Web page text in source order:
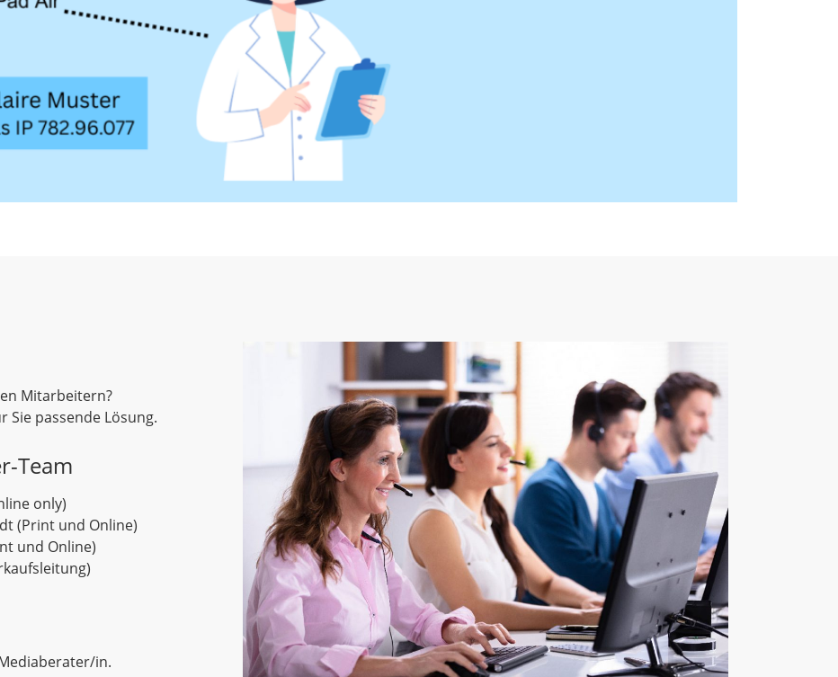
Mitarbeitern?
passende Lösung.
Team
only)
(Print und Online)
und Online)
in.